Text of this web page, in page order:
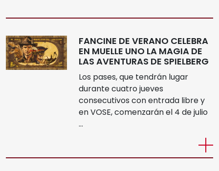
FANCINE DE VERANO CELEBRA
EN MUELLE UNO LA MAGIA DE
LAS AVENTURAS DE SPIELBERG
Los pases, que tendrán lugar
durante cuatro jueves
consecutivos con entrada libre y
en VOSE, comenzarán el 4 de julio
…